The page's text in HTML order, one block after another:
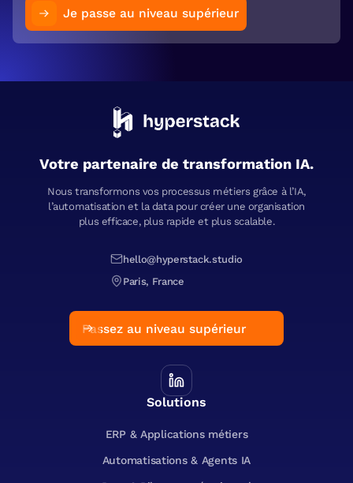
Je passe au niveau supérieur
Votre partenaire de transformation IA.
Nous transformons vos processus métiers grâce à l’IA,
l’automatisation et la data pour créer une organisation
plus efficace, plus rapide et plus scalable.
hello@hyperstack.studio
Paris, France
Passez au niveau supérieur
Solutions
ERP & Applications métiers
Automatisations & Agents IA